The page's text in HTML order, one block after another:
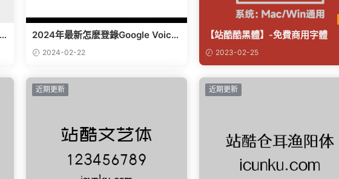
2024年最新怎麽登錄Google Voice
賬号？谷歌郵箱改密碼輔助郵箱保姆
教程
2024-02-22
【站酷酷黑體】-免費商用字體
2023-02-25
近期更新 近期更新